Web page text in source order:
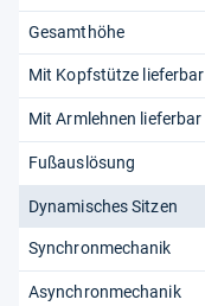
Gesamthöhe
Mit Kopfstütze lieferbar
Mit Armlehnen lieferbar
Fußauslösung
Dynamisches Sitzen
Synchronmechanik
Asynchronmechanik